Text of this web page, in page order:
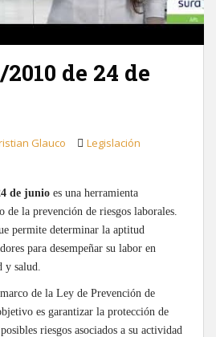
de 24 de
Glauco Legislación
de junio es una herramienta
de la prevención de riesgos laborales.
permite determinar la aptitud
para desempeñar su labor en
y salud.
de la Ley de Prevención de
es garantizar la protección de
riesgos asociados a su actividad